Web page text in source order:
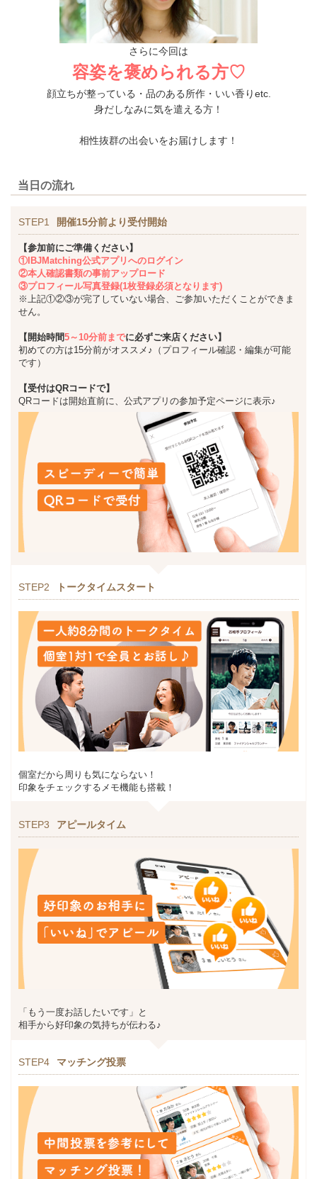
さらに今回は
容姿を褒められる方♡
顔立ちが整っている・品のある所作・いい香りetc.
身だしなみに気を遣える方！
相性抜群の出会いをお届けします！
当日の流れ
STEP1 開催15分前より受付開始
【参加前にご準備ください】
①IBJMatching公式アプリへのログイン
②本人確認書類の事前アップロード
③プロフィール写真登録(1枚登録必須となります)
※上記①②③が完了していない場合、ご参加いただくことができま
せん。
【開始時間5～10分前までに必ずご来店ください】
初めての方は15分前がオススメ♪（プロフィール確認・編集が可能
です）
【受付はQRコードで】
QRコードは開始直前に、公式アプリの参加予定ページに表示♪
STEP2 トークタイムスタート
個室だから周りも気にならない！
印象をチェックするメモ機能も搭載！
STEP3 アピールタイム
「もう一度お話したいです」と
相手から好印象の気持ちが伝わる♪
STEP4 マッチング投票